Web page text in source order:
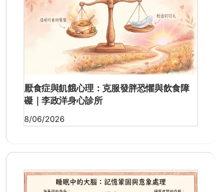
厭食症與飢餓心理：克服發胖恐懼與飲食障
礙｜李政洋身心診所
8/06/2026